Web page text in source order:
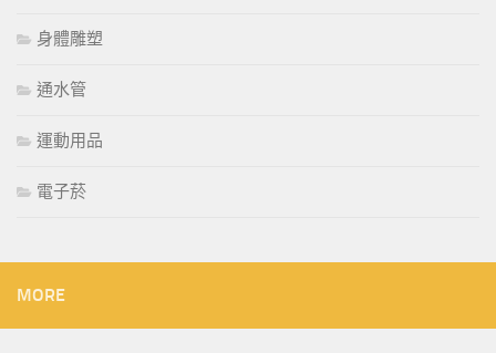
身體雕塑
通水管
運動用品
電子菸
MORE